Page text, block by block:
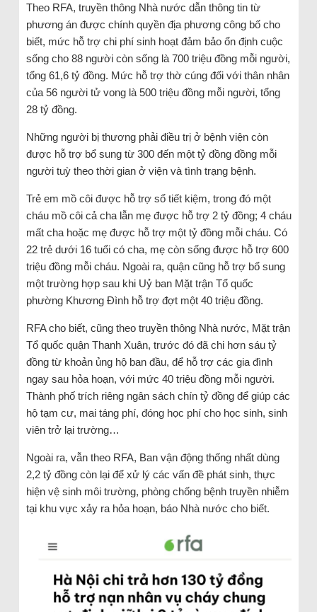
Theo RFA, truyền thông Nhà nước dẫn thông tin từ
phương án được chính quyền địa phương công bố cho
biết, mức hỗ trợ chi phí sinh hoạt đảm bảo ổn định cuộc
sống cho 88 người còn sống là 700 triệu đồng mỗi người,
tổng 61,6 tỷ đồng. Mức hỗ trợ thờ cúng đối với thân nhân
của 56 người tử vong là 500 triệu đồng mỗi người, tổng
28 tỷ đồng.
Những người bị thương phải điều trị ở bệnh viện còn
được hỗ trợ bổ sung từ 300 đến một tỷ đồng đồng mỗi
người tuỳ theo thời gian ở viện và tình trạng bệnh.
Trẻ em mồ côi được hỗ trợ sổ tiết kiệm, trong đó một
cháu mồ côi cả cha lẫn mẹ được hỗ trợ 2 tỷ đồng; 4 cháu
mất cha hoặc mẹ được hỗ trợ một tỷ đồng mỗi cháu. Có
22 trẻ dưới 16 tuổi có cha, mẹ còn sống được hỗ trợ 600
triệu đồng mỗi cháu. Ngoài ra, quận cũng hỗ trợ bổ sung
một trường hợp sau khi Uỷ ban Mặt trận Tổ quốc
phường Khương Đình hỗ trợ đợt một 40 triệu đồng.
RFA cho biết, cũng theo truyền thông Nhà nước, Mặt trận
Tổ quốc quận Thanh Xuân, trước đó đã chi hơn sáu tỷ
đồng từ khoản ủng hộ ban đầu, để hỗ trợ các gia đình
ngay sau hỏa hoạn, với mức 40 triệu đồng mỗi người.
Thành phố trích riêng ngân sách chín tỷ đồng để giúp các
hộ tạm cư, mai táng phí, đóng học phí cho học sinh, sinh
viên trở lại trường…
Ngoài ra, vẫn theo RFA, Ban vận động thống nhất dùng
2,2 tỷ đồng còn lại để xử lý các vấn đề phát sinh, thực
hiện vệ sinh môi trường, phòng chống bệnh truyền nhiễm
tại khu vực xảy ra hỏa hoạn, báo Nhà nước cho biết.